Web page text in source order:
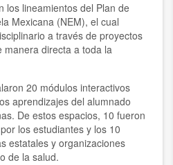
los lineamientos del Plan de
Mexicana (NEM), el cual
a través de proyectos
manera directa a toda la
20 módulos interactivos
aprendizajes del alumnado
De estos espacios, 10 fueron
los estudiantes y los 10
estatales y organizaciones
de la salud.